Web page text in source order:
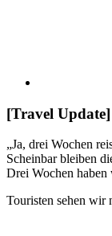
[Travel
„Ja, drei Wochen
Scheinbar bleiben
Drei Wochen haben
Touristen sehen wir